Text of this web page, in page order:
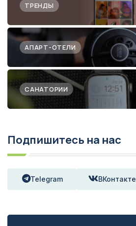
ТРЕНДЫ
АПАРТ-ОТЕЛИ
САНАТОРИИ
Подпишитесь на нас
Telegram ВКонтакте